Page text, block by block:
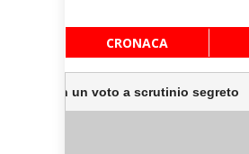
al
contenuto
CRONACA
un voto a scrutinio segreto